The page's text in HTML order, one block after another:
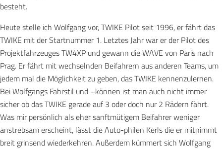
besteht.
Heute stelle ich Wolfgang vor, TWIKE Pilot seit 1996, er fährt das
TWIKE mit der Startnummer 1. Letztes Jahr war er der Pilot des
Projektfahrzeuges TW4XP und gewann die WAVE von Paris nach
Prag. Er fährt mit wechselnden Beifahrern aus anderen Teams, um
jedem mal die Möglichkeit zu geben, das TWIKE kennenzulernen.
Bei Wolfgangs Fahrstil und –können ist man auch nicht immer
sicher ob das TWIKE gerade auf 3 oder doch nur 2 Rädern fährt.
Was mir persönlich als eher sanftmütigem Beifahrer weniger
anstrebsam erscheint, lässt die Auto-philen Kerls die er mitnimmt
breit grinsend wiederkehren. Außerdem kümmert sich Wolfgang